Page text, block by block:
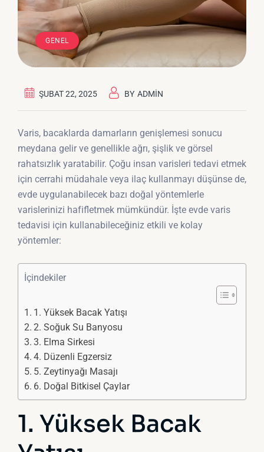
GENEL
ŞUBAT 22, 2025 BY ADMIN
Varis, bacaklarda damarların genişlemesi sonucu
meydana gelir ve genellikle ağrı, şişlik ve görsel
rahatsızlık yaratabilir. Çoğu insan varisleri tedavi etmek
için cerrahi müdahale veya ilaç kullanmayı düşünse de,
evde uygulanabilecek bazı doğal yöntemlerle
varislerinizi hafifletmek mümkündür. İşte evde varis
tedavisi için kullanabileceğiniz etkili ve kolay
yöntemler:
İçindekiler
1. Yüksek Bacak Yatışı
2. Soğuk Su Banyosu
3. Elma Sirkesi
4. Düzenli Egzersiz
5. Zeytinyağı Masajı
6. Doğal Bitkisel Çaylar
1. Yüksek Bacak